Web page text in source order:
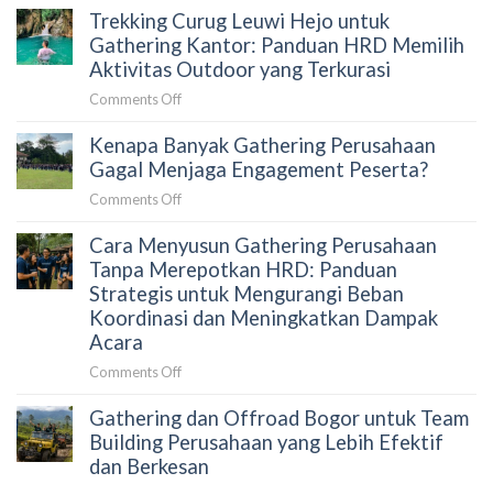
di
Sentul
Team
Building
yang
Menghubungkan
Secara
Alami
Curug
Leuwi
Hejo
Aktivitas
Outdoor
yang
Kolaborasi
Tim
Secara
Alami
Trekking Curug Leuwi Hejo untuk
Gathering Kantor: Panduan HRD Memilih
Aktivitas Outdoor yang Terkurasi
Comments Offon
Curug
Leuwi
Hejo
Kantor:
Panduan
HRD
Memilih
Kenapa Banyak Gathering Perusahaan
Gagal Menjaga Engagement Peserta?
Comments Offon
Banyak
Gathering
Perusahaan
Gagal
Menjaga
Peserta?
Cara Menyusun Gathering Perusahaan
Tanpa Merepotkan HRD: Panduan
Strategis untuk Mengurangi Beban
Koordinasi dan Meningkatkan Dampak
Acara
Comments Offon
Menyusun
Gathering
Gathering dan Offroad Bogor untuk Team
Building Perusahaan yang Lebih Efektif
dan Berkesan